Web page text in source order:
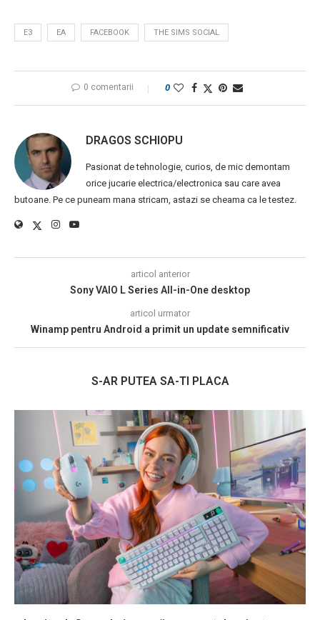
E3 EA FACEBOOK THE SIMS SOCIAL
0 comentarii 0
DRAGOS SCHIOPU
Pasionat de tehnologie, curios, de mic demontam
orice jucarie electrica/electronica sau care avea
butoane. Pe ce puneam mana stricam, astazi se cheama ca le testez.
articol anterior
Sony VAIO L Series All-in-One desktop
articol urmator
Winamp pentru Android a primit un update semnificativ
S-AR PUTEA SA-TI PLACA